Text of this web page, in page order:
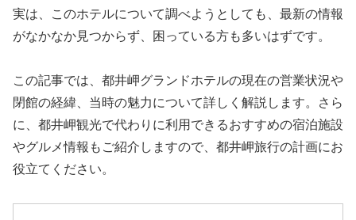
実は、このホテルについて調べようとしても、最新の情報
がなかなか見つからず、困っている方も多いはずです。
この記事では、都井岬グランドホテルの現在の営業状況や
閉館の経緯、当時の魅力について詳しく解説します。さら
に、都井岬観光で代わりに利用できるおすすめの宿泊施設
やグルメ情報もご紹介しますので、都井岬旅行の計画にお
役立てください。